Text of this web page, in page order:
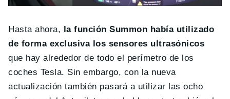
Hasta ahora, la función Summon había utilizado
de forma exclusiva los sensores ultrasónicos
que hay alrededor de todo el perímetro de los
coches Tesla. Sin embargo, con la nueva
actualización también pasará a utilizar las ocho